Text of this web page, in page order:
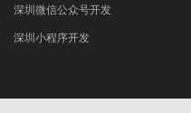
深圳微信公众号开发
深圳小程序开发